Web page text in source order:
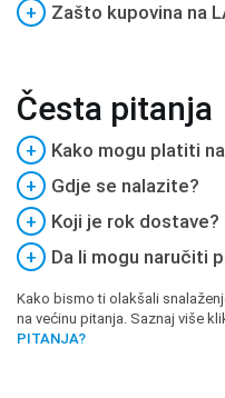
+
Zašto kupovina na
Česta pitanja
+
Kako mogu platiti
+
Gdje se nalazite?
+
Koji je rok dostave?
+
Da li mogu naručiti
Kako bismo ti olakšali
na većinu pitanja. Saznaj više
PITANJA?